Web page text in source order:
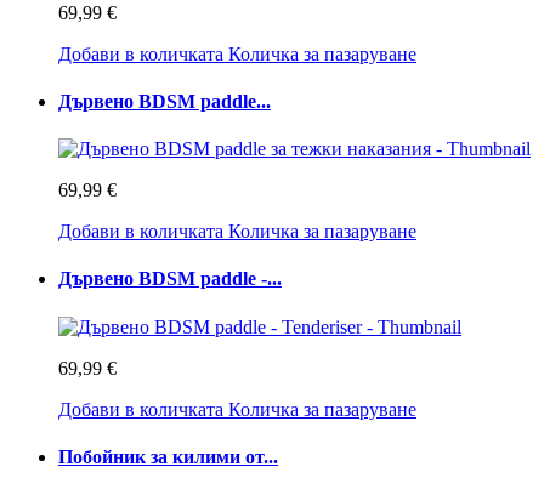
69,99 €
Добави в количката Количка за пазаруване
Дървено BDSM paddle...
69,99 €
Добави в количката Количка за пазаруване
Дървено BDSM paddle -...
69,99 €
Добави в количката Количка за пазаруване
Побойник за килими от...